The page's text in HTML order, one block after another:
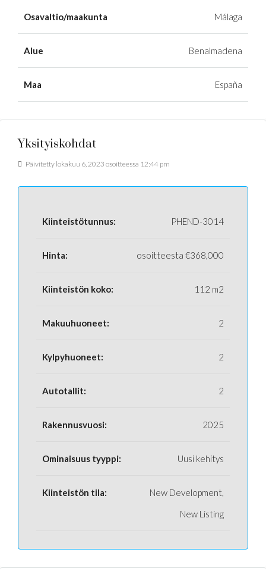
Osavaltio/maakunta Málaga
Alue Benalmadena
Maa España
Yksityiskohdat
Päivitetty lokakuu 6, 2023 osoitteessa 12:44 pm
Kiinteistötunnus: PHEND-3014
Hinta: osoitteesta €368,000
Kiinteistön koko: 112 m2
Makuuhuoneet: 2
Kylpyhuoneet: 2
Autotallit: 2
Rakennusvuosi: 2025
Ominaisuus tyyppi: Uusi kehitys
Kiinteistön tila:
New Development,
New Listing